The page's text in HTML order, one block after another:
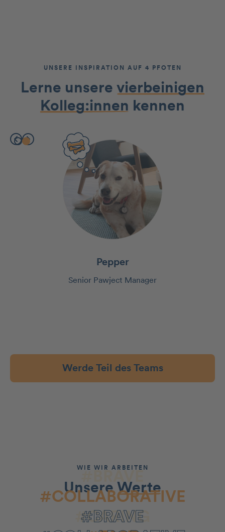
UNSERE INSPIRATION AUF 4 PFOTEN
Lerne unsere vierbeinigen
Kolleg:innen kennen
Pepper
Senior Pawject Manager
Werde Teil des Teams
WIE WIR ARBEITEN
UnsereWerte
#BRAVE
#COLLABORATIVE
#CARING